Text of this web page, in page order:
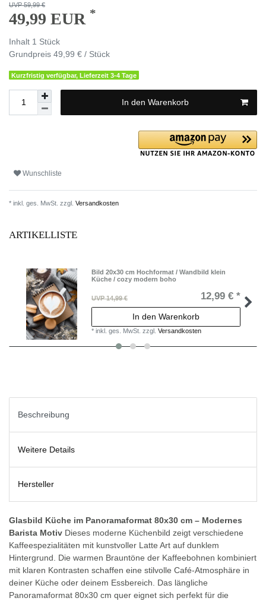
UVP 59,99 €
49,99 EUR *
Inhalt 1 Stück
Grundpreis 49,99 € / Stück
Kurzfristig verfügbar, Lieferzeit 3-4 Tage
In den Warenkorb
Wunschliste
* inkl. ges. MwSt. zzgl. Versandkosten
ARTIKELLISTE
Bild 20x30 cm Hochformat / Wandbild klein
Küche / cozy modern boho
UVP 14,99 € 12,99 € *
In den Warenkorb
*inkl. ges. MwSt. zzgl.Versandkosten
Beschreibung
Weitere Details
Hersteller
Glasbild Küche im Panoramaformat 80x30 cm – Modernes
Barista Motiv Dieses moderne Küchenbild zeigt verschiedene
Kaffeespezialitäten mit kunstvoller Latte Art auf dunklem
Hintergrund. Die warmen Brauntöne der Kaffeebohnen kombiniert
mit klaren Kontrasten schaffen eine stilvolle Café-Atmosphäre in
deiner Küche oder deinem Essbereich. Das längliche
Panoramaformat 80x30 cm quer eignet sich perfekt für die